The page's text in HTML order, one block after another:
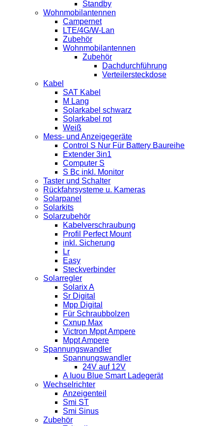
Standby
Wohnmobilantennen
Campernet
LTE/4G/W-Lan
Zubehör
Wohnmobilantennen
Zubehör
Dachdurchführung
Verteilersteckdose
Kabel
SAT Kabel
M Lang
Solarkabel schwarz
Solarkabel rot
Weiß
Mess- und Anzeigegeräte
Control S Nur Für Battery Baureihe
Extender 3in1
Computer S
S Bc inkl. Monitor
Taster und Schalter
Rückfahrsysteme u. Kameras
Solarpanel
Solarkits
Solarzubehör
Kabelverschraubung
Profil Perfect Mount
inkl. Sicherung
Lr
Easy
Steckverbinder
Solarregler
Solarix A
Sr Digital
Mpp Digital
Für Schraubbolzen
Cxnup Max
Victron Mppt Ampere
Mppt Ampere
Spannungswandler
Spannungswandler
24V auf 12V
A Iuou Blue Smart Ladegerät
Wechselrichter
Anzeigenteil
Smi ST
Smi Sinus
Zubehör